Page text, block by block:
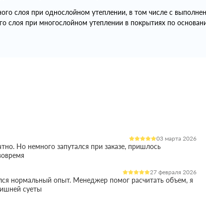
слоя при однослойном утеплении, в том числе с
слоя при многослойном утеплении в покрытиях по
03 марта 2026
Но немного запутался при заказе, пришлось
27 февраля 2026
нормальный опыт. Менеджер помог расчитать объем, я
суеты